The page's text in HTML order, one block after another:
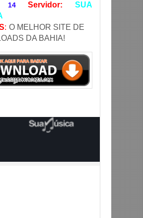
14 Servidor:
SUA
: O MELHOR SITE DE
DA BAHIA!